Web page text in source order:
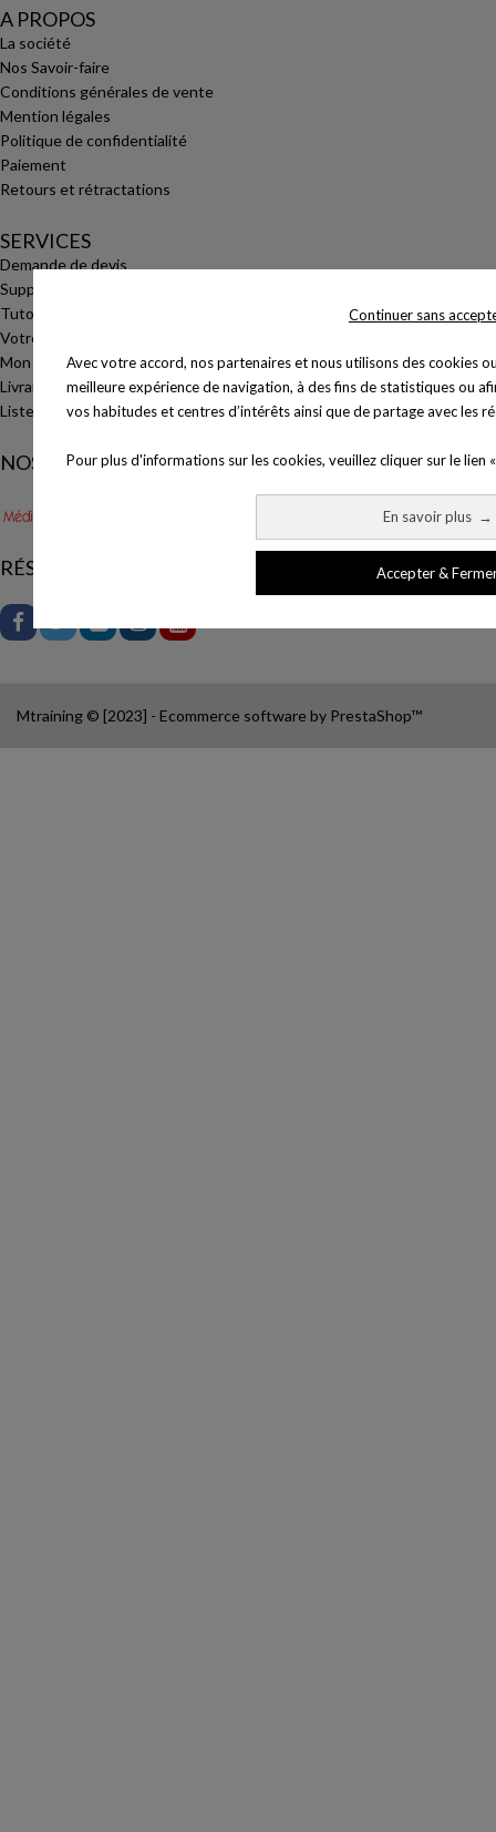
Continuer sans
Avec votre accord, nos partenaires et nous utilisons des cookies
meilleure expérience de navigation, à des fins de statistiques ou
vos habitudes et centres d’intérêts ainsi que de partage avec les
Pour plus d'informations sur les cookies, veuillez cliquer sur le lien
En savoir plus →
Accepter &
A PROPOS
La société
Nos Savoir-faire
Conditions générales de vente
Mention légales
Politique de confidentialité
Paiement
Retours et rétractations
SERVICES
Demande de devis
Support client
Tutoriels Vidéos
Votre avis nous intéresse
Mon compte
Livraison
Liste des publications
NOS AUTRES SITES
RÉSEAUX SOCIAUX
Mtraining © [2023] - Ecommerce software by PrestaShop™